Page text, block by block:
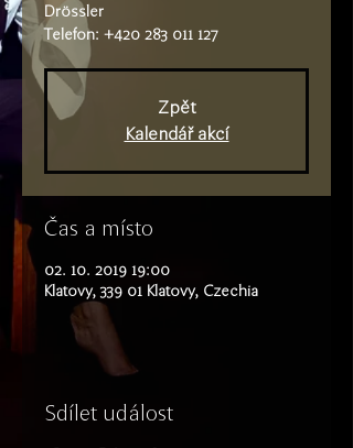
Drössler
Telefon: +420 283 011 127
Zpět
Kalendář akcí
Čas a místo
02. 10. 2019 19:00
Klatovy, 339 01 Klatovy, Czechia
Sdílet událost